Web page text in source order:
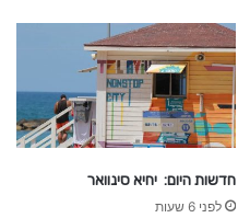
חדשות היום: יחיא סינוואר
לפני 6 שעות